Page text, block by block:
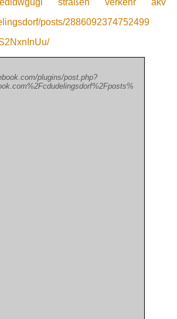
straßen verkehr akv
posts/2886092374752499